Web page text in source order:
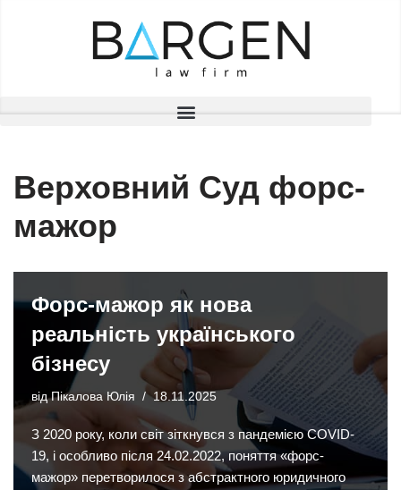
Верховний Суд форс-
мажор
Форс-мажор як нова
реальність українського
бізнесу
відПікалова Юлія 18.11.2025
З 2020 року, коли світ зіткнувся з пандемією COVID-
19, і особливо після 24.02.2022, поняття «форс-
мажор» перетворилося з абстрактного юридичного